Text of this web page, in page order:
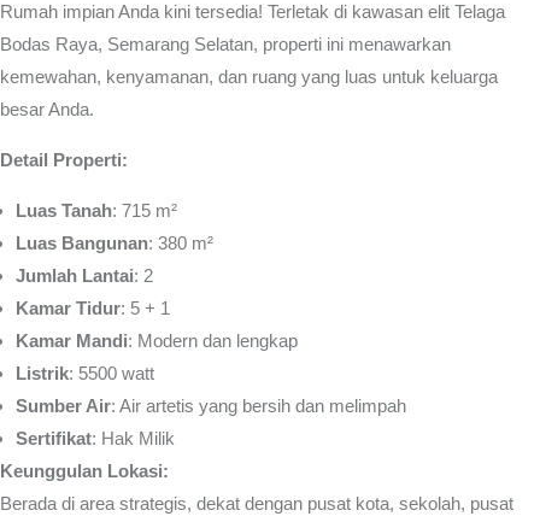
Rumah impian Anda kini tersedia! Terletak di kawasan elit Telaga
Bodas Raya, Semarang Selatan, properti ini menawarkan
kemewahan, kenyamanan, dan ruang yang luas untuk keluarga
besar Anda.
Detail Properti:
Luas Tanah: 715 m²
Luas Bangunan: 380 m²
Jumlah Lantai: 2
Kamar Tidur: 5 + 1
Kamar Mandi: Modern dan lengkap
Listrik: 5500 watt
Sumber Air: Air artetis yang bersih dan melimpah
Sertifikat: Hak Milik
Keunggulan Lokasi:
Berada di area strategis, dekat dengan pusat kota, sekolah, pusat